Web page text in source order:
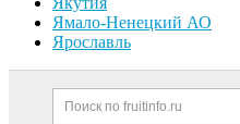
Ямало-Ненецкий АО
Ярославль
Дополнительная